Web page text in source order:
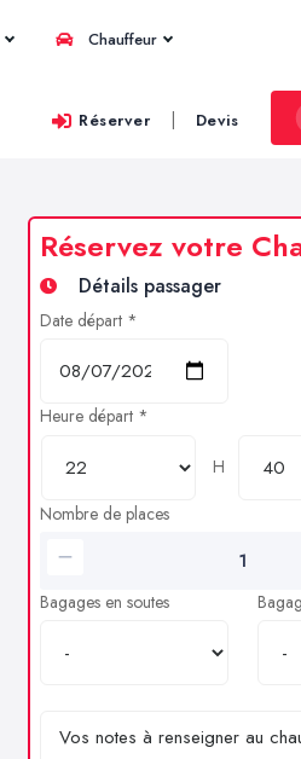
Chauffeur
Réserver | Devis
Réservez votre
Détails passager
Date départ *
Heure départ *
H
Nombre de places
Bagages en soutes